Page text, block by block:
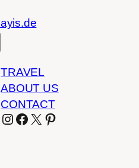
TRAVEL
ABOUT US
CONTACT
INSTAGRAM
FACEBOOK
X PINTEREST